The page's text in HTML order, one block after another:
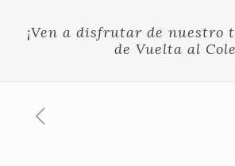
¡Ven a disfrutar de
de Vuelta al